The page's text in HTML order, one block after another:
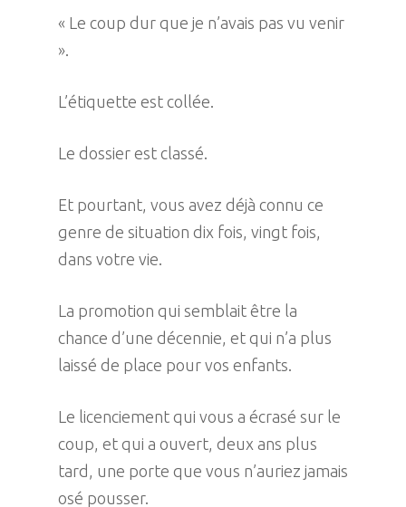
« Le coup dur que je n’avais pas vu venir
».
L’étiquette est collée.
Le dossier est classé.
Et pourtant, vous avez déjà connu ce
genre de situation dix fois, vingt fois,
dans votre vie.
La promotion qui semblait être la
chance d’une décennie, et qui n’a plus
laissé de place pour vos enfants.
Le licenciement qui vous a écrasé sur le
coup, et qui a ouvert, deux ans plus
tard, une porte que vous n’auriez jamais
osé pousser.